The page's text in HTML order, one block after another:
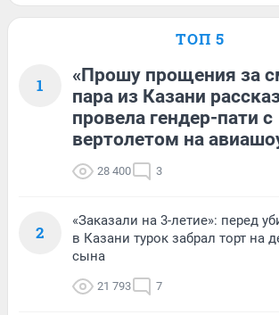
ТОП 5
1
«Прошу прощения за
пара из Казани
провела гендер-пати с
вертолетом на
28 400 3
2
«Заказали на 3-летие»: перед
в Казани турок забрал торт на
сына
21 793 7